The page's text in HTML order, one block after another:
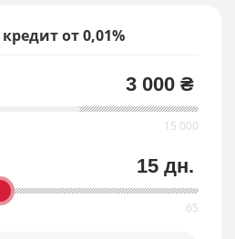
от 0,01%
3 000 ₴
15 дн.